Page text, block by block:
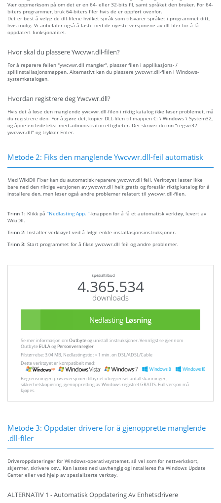
Vær oppmerksom på om det er en 64- eller 32-bits fil, samt språket den bruker. For 64-
biters programmer, bruk 64-biters filer hvis de er oppført ovenfor.
Det er best å velge de dll-filene hvilket språk som tilsvarer språket i programmet ditt,
hvis mulig. Vi anbefaler også å laste ned de nyeste versjonene av dll-filer for å få
oppdatert funksjonalitet.
Hvor skal du plassere Ywcvwr.dll-filen?
For å reparere feilen "ywcvwr.dll mangler", plasser filen i applikasjons- /
spillinstallasjonsmappen. Alternativt kan du plassere ywcvwr.dll-filen i Windows-
systemkatalogen.
Hvordan registrere deg Ywcvwr.dll?
Hvis det å løse den manglende ywcvwr.dll-filen i riktig katalog ikke løser problemet, må
du registrere den. For å gjøre det, kopier DLL-filen til mappen C: \ Windows \ System32,
og åpne en ledetekst med administratorrettigheter. Der skriver du inn “regsvr32
ywcvwr.dll” og trykker Enter.
Metode 2: Fiks den manglende Ywcvwr.dll-feil automatisk
Med WikiDll Fixer kan du automatisk reparere ywcvwr.dll feil. Verktøyet laster ikke
bare ned den riktige versjonen av ywcvwr.dll helt gratis og foreslår riktig katalog for å
installere den, men løser også andre problemer relatert til ywcvwr.dll-filen.
Trinn 1: Klikk på “Nedlasting App. ”-knappen for å få et automatisk verktøy, levert av
WikiDll.
Trinn 2: Installer verktøyet ved å følge enkle installasjonsinstruksjoner.
Trinn 3: Start programmet for å fikse ywcvwr.dll feil og andre problemer.
spesialtilbud
4.365.534
downloads
Nedlasting Løsning
Se mer informasjon omOutbyteog unistall :instruksjoner. Vennligst se gjennom
Outbyte EULAog Personvernregler
Filstørrelse: 3.04 MB, Nedlastingstid: < 1 min. on DSL/ADSL/Cable
Dette verktøyet er kompatibelt med:
Begrensninger: prøveversjonen tilbyr et ubegrenset antall skanninger,
sikkerhetskopiering, gjenoppretting av Windows-registret GRATIS. Full versjon må
kjøpes.
Metode 3: Oppdater drivere for å gjenopprette manglende
.dll-filer
Driveroppdateringer for Windows-operativsystemet, så vel som for nettverkskort,
skjermer, skrivere osv., Kan lastes ned uavhengig og installeres fra Windows Update
Center eller ved hjelp av spesialiserte verktøy.
ALTERNATIV 1 - Automatisk Oppdatering Av Enhetsdrivere